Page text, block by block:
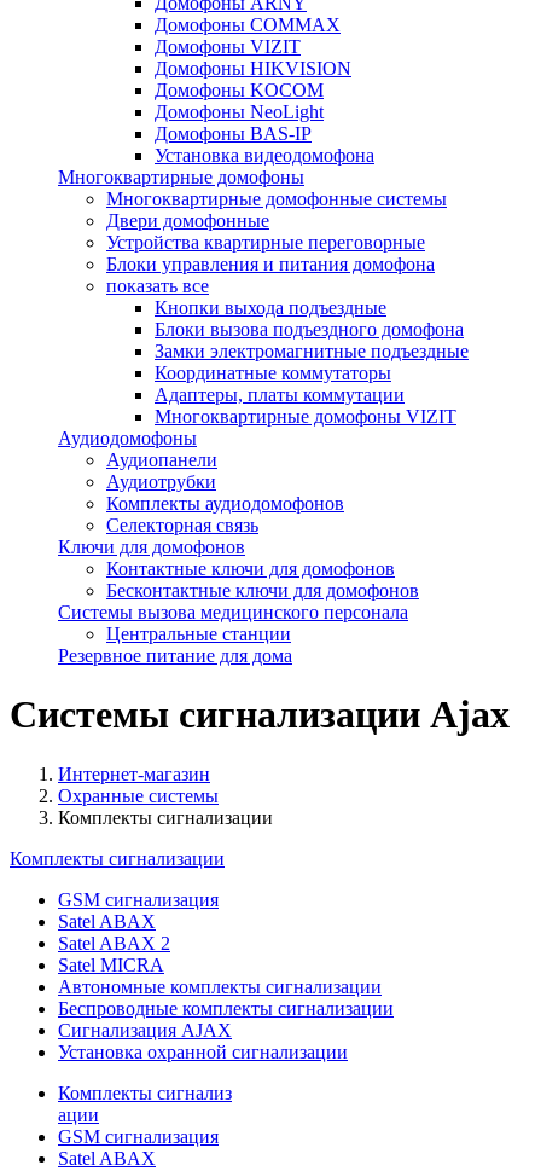
Домофоны COMMAX
Домофоны VIZIT
Домофоны HIKVISION
Домофоны KOCOM
Домофоны NeoLight
Домофоны BAS-IP
Установка видеодомофона
Многоквартирные домофоны
Многоквартирные домофонные системы
Двери домофонные
Устройства квартирные переговорные
Блоки управления и питания домофона
показать все
Кнопки выхода подъездные
Блоки вызова подъездного домофона
Замки электромагнитные подъездные
Координатные коммутаторы
Адаптеры, платы коммутации
Многоквартирные домофоны VIZIT
Аудиодомофоны
Аудиопанели
Аудиотрубки
Комплекты аудиодомофонов
Селекторная связь
Ключи для домофонов
Контактные ключи для домофонов
Бесконтактные ключи для домофонов
Системы вызова медицинского персонала
Центральные станции
Резервное питание для дома
Системы сигнализации Ajax
Интернет-магазин
Охранные системы
Комплекты сигнализации
Комплекты сигнализации
GSM сигнализация
Satel ABAX
Satel ABAX 2
Satel MICRA
Автономные комплекты сигнализации
Беспроводные комплекты сигнализации
Сигнализация AJAX
Установка охранной сигнализации
Комплекты сигнализ
ации
GSM сигнализация
Satel ABAX